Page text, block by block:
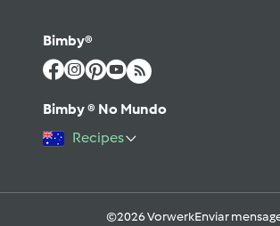
Bimby®
Bimby ® No Mundo
Recipes
©2026 VorwerkEnviar